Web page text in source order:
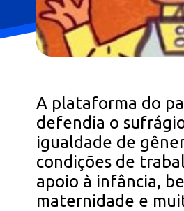
A plataforma do
defendia o
igualdade de
condições de
apoio à infância,
maternidade e